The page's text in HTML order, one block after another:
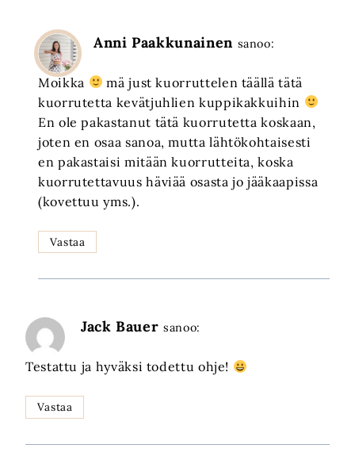
Anni Paakkunainen sanoo:
Moikka
mä just kuorruttelen täällä tätä
kuorrutetta kevätjuhlien kuppikakkuihin
En ole pakastanut tätä kuorrutetta koskaan,
joten en osaa sanoa, mutta lähtökohtaisesti
en pakastaisi mitään kuorrutteita, koska
kuorrutettavuus häviää osasta jo jääkaapissa
(kovettuu yms.).
Vastaa
Jack Bauer sanoo:
Testattu ja hyväksi todettu ohje!
Vastaa